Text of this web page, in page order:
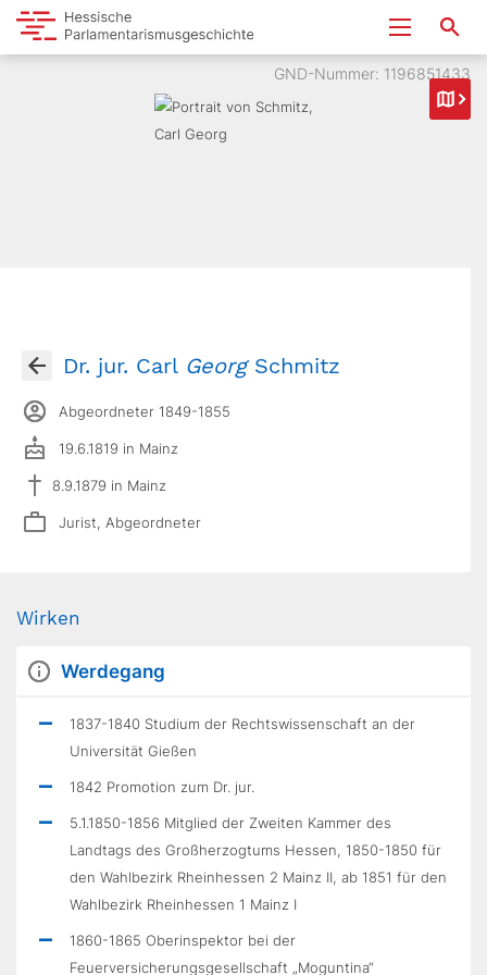
GND-Nummer: 1196851433
Dr. jur. Carl GeorgSchmitz
Abgeordneter 1849-1855
19.6.1819 in Mainz
8.9.1879 in Mainz
Jurist, Abgeordneter
Wirken
Werdegang
1837-1840 Studium der Rechtswissenschaft an der
Universität Gießen
1842 Promotion zum Dr. jur.
5.1.1850-1856 Mitglied der Zweiten Kammer des
Landtags des Großherzogtums Hessen, 1850-1850 für
den Wahlbezirk Rheinhessen 2 Mainz II, ab 1851 für den
Wahlbezirk Rheinhessen 1 Mainz I
1860-1865 Oberinspektor bei der
Feuerversicherungsgesellschaft „Moguntina“